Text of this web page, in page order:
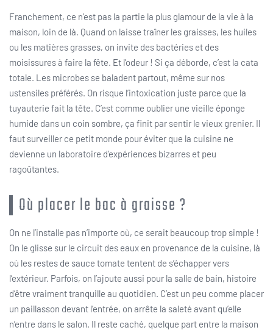
Franchement, ce n’est pas la partie la plus glamour de la vie à la
maison, loin de là. Quand on laisse traîner les graisses, les huiles
ou les matières grasses, on invite des bactéries et des
moisissures à faire la fête. Et l’odeur ! Si ça déborde, c’est la cata
totale. Les microbes se baladent partout, même sur nos
ustensiles préférés. On risque l’intoxication juste parce que la
tuyauterie fait la tête. C’est comme oublier une vieille éponge
humide dans un coin sombre, ça finit par sentir le vieux grenier. Il
faut surveiller ce petit monde pour éviter que la cuisine ne
devienne un laboratoire d’expériences bizarres et peu
ragoûtantes.
Où placer le bac à graisse ?
On ne l’installe pas n’importe où, ce serait beaucoup trop simple !
On le glisse sur le circuit des eaux en provenance de la cuisine, là
où les restes de sauce tomate tentent de s’échapper vers
l’extérieur. Parfois, on l’ajoute aussi pour la salle de bain, histoire
d’être vraiment tranquille au quotidien. C’est un peu comme placer
un paillasson devant l’entrée, on arrête la saleté avant qu’elle
n’entre dans le salon. Il reste caché, quelque part entre la maison